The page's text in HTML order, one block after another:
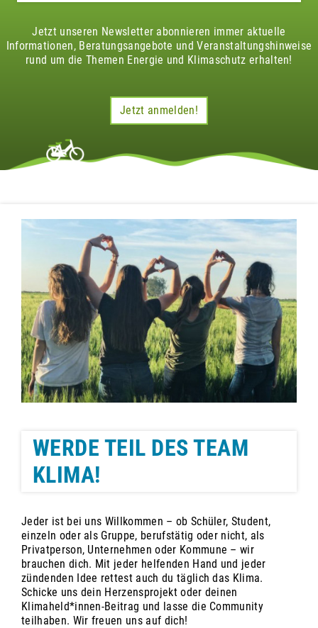
Jetzt unseren Newsletter abonnieren immer aktuelle
Informationen, Beratungsangebote und Veranstaltungshinweise
rund um die Themen Energie und Klimaschutz erhalten!
Jetzt anmelden!
WERDE TEIL DES TEAM
KLIMA!
Jeder ist bei uns Willkommen – ob Schüler, Student,
einzeln oder als Gruppe, berufstätig oder nicht, als
Privatperson, Unternehmen oder Kommune – wir
brauchen dich. Mit jeder helfenden Hand und jeder
zündenden Idee rettest auch du täglich das Klima.
Schicke uns dein Herzensprojekt oder deinen
Klimaheld*innen-Beitrag und lasse die Community
teilhaben. Wir freuen uns auf dich!